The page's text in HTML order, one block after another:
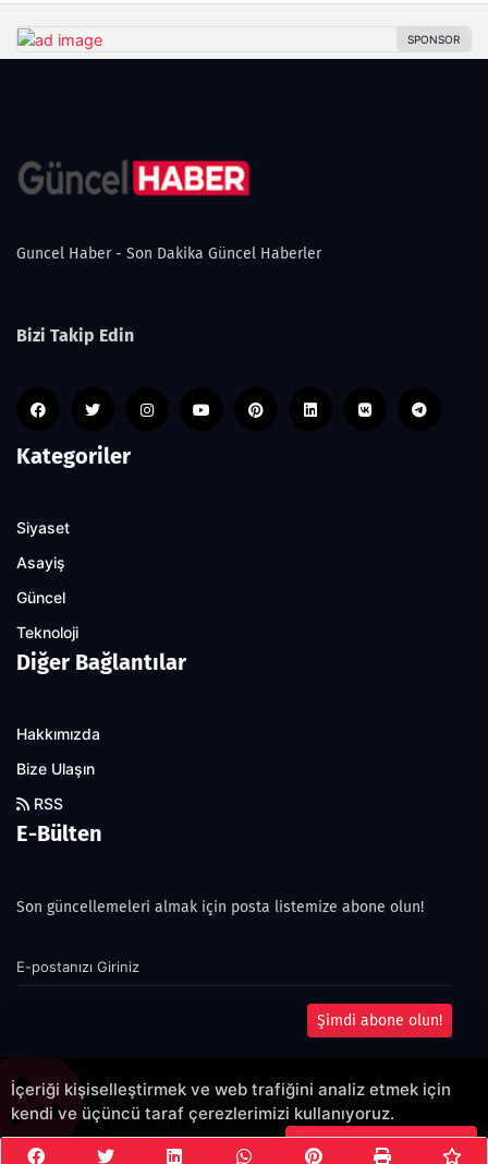
Guncel Haber - Son Dakika Güncel Haberler
Bizi Takip Edin
Kategoriler
Siyaset
Asayiş
Güncel
Teknoloji
Diğer Bağlantılar
Hakkımızda
Bize Ulaşın
RSS
E-Bülten
Son güncellemeleri almak için posta listemize abone olun!
Şimdi abone olun!
Copyright 2022© - Allright reserved.
İçeriği kişiselleştirmek ve web trafiğini analiz etmek için
kendi ve üçüncü taraf çerezlerimizi kullanıyoruz.
Çerezleri Kabul Et